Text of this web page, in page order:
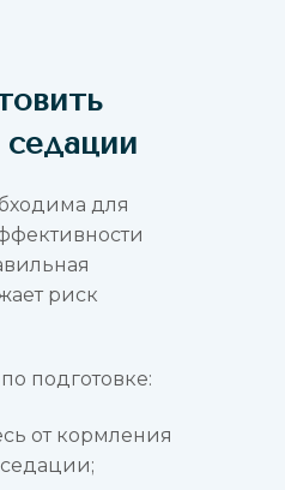
для
риск
подготовке:
от кормления
седации;